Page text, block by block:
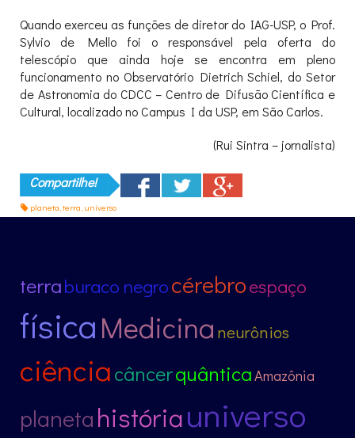
Quando exerceu as funções de diretor do IAG-USP, o Prof.
Sylvio de Mello foi o responsável pela oferta do
telescópio que ainda hoje se encontra em pleno
funcionamento no Observatório Dietrich Schiel, do Setor
de Astronomia do CDCC – Centro de Difusão Científica e
Cultural, localizado no Campus I da USP, em São Carlos.
(Rui Sintra – jornalista)
Compartilhe!
planeta,terra, universo
terraburaco negrocérebroespaço
físicaMedicina neurônios
ciênciacâncerquânticaAmazônia
planetahistóriauniverso